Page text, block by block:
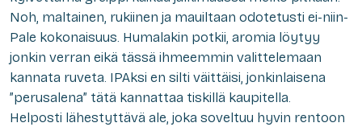
Noh, maltainen, rukiinen ja mauiltaan odotetusti ei-niin-
Pale kokonaisuus. Humalakin potkii, aromia löytyy
jonkin verran eikä tässä ihmeemmin valittelemaan
kannata ruveta. IPAksi en silti väittäisi, jonkinlaisena
”perusalena” tätä kannattaa tiskillä kaupitella.
Helposti lähestyttävä ale, joka soveltuu hyvin rentoon